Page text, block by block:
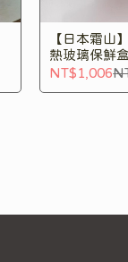
【日本霜山
熱玻璃保鮮
NT$1,006